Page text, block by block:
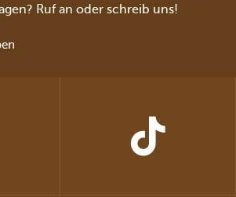
Ruf an oder schreib uns!